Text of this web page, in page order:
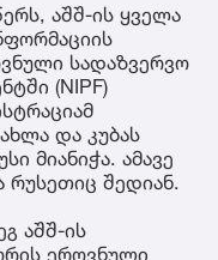
აშშ-ის ყველა
სადაზვერვო
(NIPF)
და კუბას
მიანიჭა. ამავე
რუსეთიც შედიან.
აშშ-ის
ეროვნული